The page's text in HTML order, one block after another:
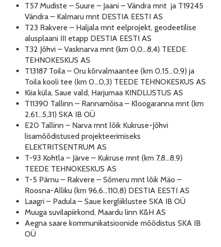
T57 Mudiste – Suure – Jaani – Vändra mnt ja T19245
Vändra – Kalmaru mnt DESTIA EESTI AS
T23 Rakvere – Haljala mnt eelprojekt, geodeetilise
alusplaani III etapp DESTIA EESTI AS
T32 Jõhvi – Vasknarva mnt (km 0,0…8,4) TEEDE
TEHNOKESKUS AS
T13187 Toila – Oru kõrvalmaantee (km 0,15…0,9) ja
Toila kooli tee (km 0…0,3) TEEDE TEHNOKESKUS AS
Kiia küla, Saue vald, Harjumaa KINDLUSTUS AS
T11390 Tallinn – Rannamõisa – Kloogaranna mnt (km
2,61…5,31) SKA IB OÜ
E20 Tallinn – Narva mnt lõik Kukruse-Jõhvi
lisamõõdistused projekteerimiseks
ELEKTRITSENTRUM AS
T-93 Kohtla – Järve – Kukruse mnt (km 7,8…8,9)
TEEDE TEHNOKESKUS AS
T-5 Pärnu – Rakvere – Sõmeru mnt lõik Mäo –
Roosna-Alliku (km 96,6…110,8) DESTIA EESTI AS
Laagri – Padula – Saue kergliiklustee SKA IB OÜ
Muuga suvilapiirkond, Maardu linn K&H AS
Aegna saare kommunikatsioonide mõõdistus SKA IB
OÜ